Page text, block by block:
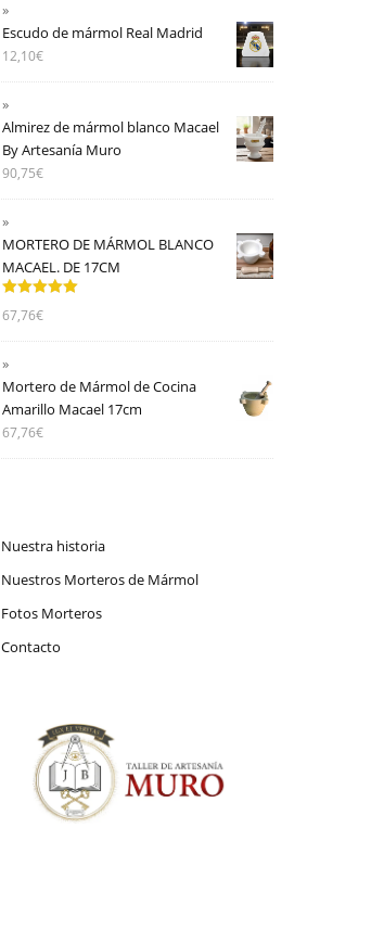
Escudo de mármol Real Madrid
12,10€
Almirez de mármol blanco Macael
By Artesanía Muro
90,75€
MORTERO DE MÁRMOL BLANCO
MACAEL. DE 17CM
con5.00
67,76€
Mortero de Mármol de Cocina
Amarillo Macael 17cm
67,76€
Nuestra historia
Nuestros Morteros de Mármol
Fotos Morteros
Contacto